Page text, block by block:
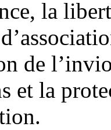
la
de
et la